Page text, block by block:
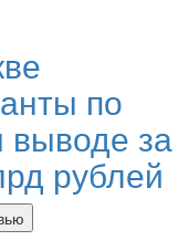
по
выводе за
рублей